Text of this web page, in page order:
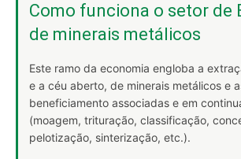
Como funciona o setor de
de minerais metálicos
Este ramo da economia engloba a
e a céu aberto, de minerais metálicos e
beneficiamento associadas e em
(moagem, trituração, classificação,
pelotização, sinterização, etc.).